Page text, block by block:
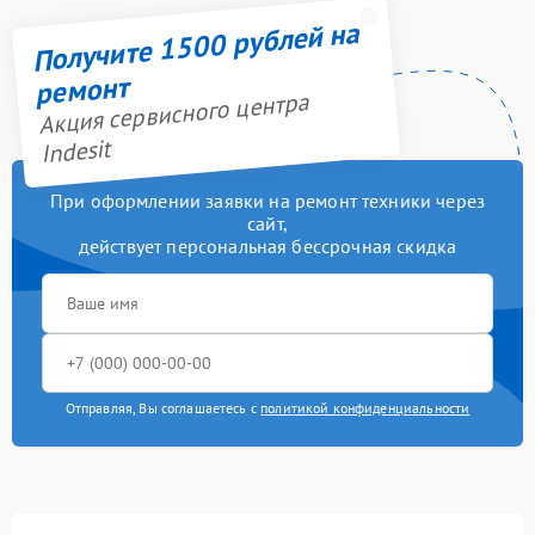
Получите 1500 рублей на
ремонт
Акция сервисного центра
Indesit
При оформлении заявки на ремонт техники через
сайт,
действует персональная бессрочная скидка
Отправляя, Вы соглашаетесь с политикой конфиденциальности